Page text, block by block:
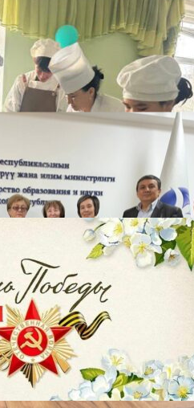
Абитуриент
ЖОЖДОРГО КАБЫЛ
СТАРТ АЛДЫ
10.08.2026
ЖОЖДОРГО КАБЫЛ
27.07.2026
ӨЗҮҢДҮН КЕЛЕЧЕГИҢ
20.07.2026
Медиа
СУЗАКТА 750 ОРУНДУУ
ПАЙДАЛАНУУГА БЕРИЛЕТ
07.08.2025
Улуу Жеңиштин жандуу
29.04.2025
Награды в преддверии
29.04.2025